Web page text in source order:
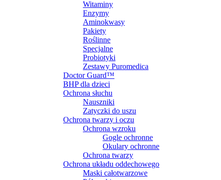
Witaminy
Enzymy
Aminokwasy
Pakiety
Roślinne
Specjalne
Probiotyki
Zestawy Puromedica
Doctor Guard™
BHP dla dzieci
Ochrona słuchu
Nauszniki
Zatyczki do uszu
Ochrona twarzy i oczu
Ochrona wzroku
Gogle ochronne
Okulary ochronne
Ochrona twarzy
Ochrona układu oddechowego
Maski całotwarzowe